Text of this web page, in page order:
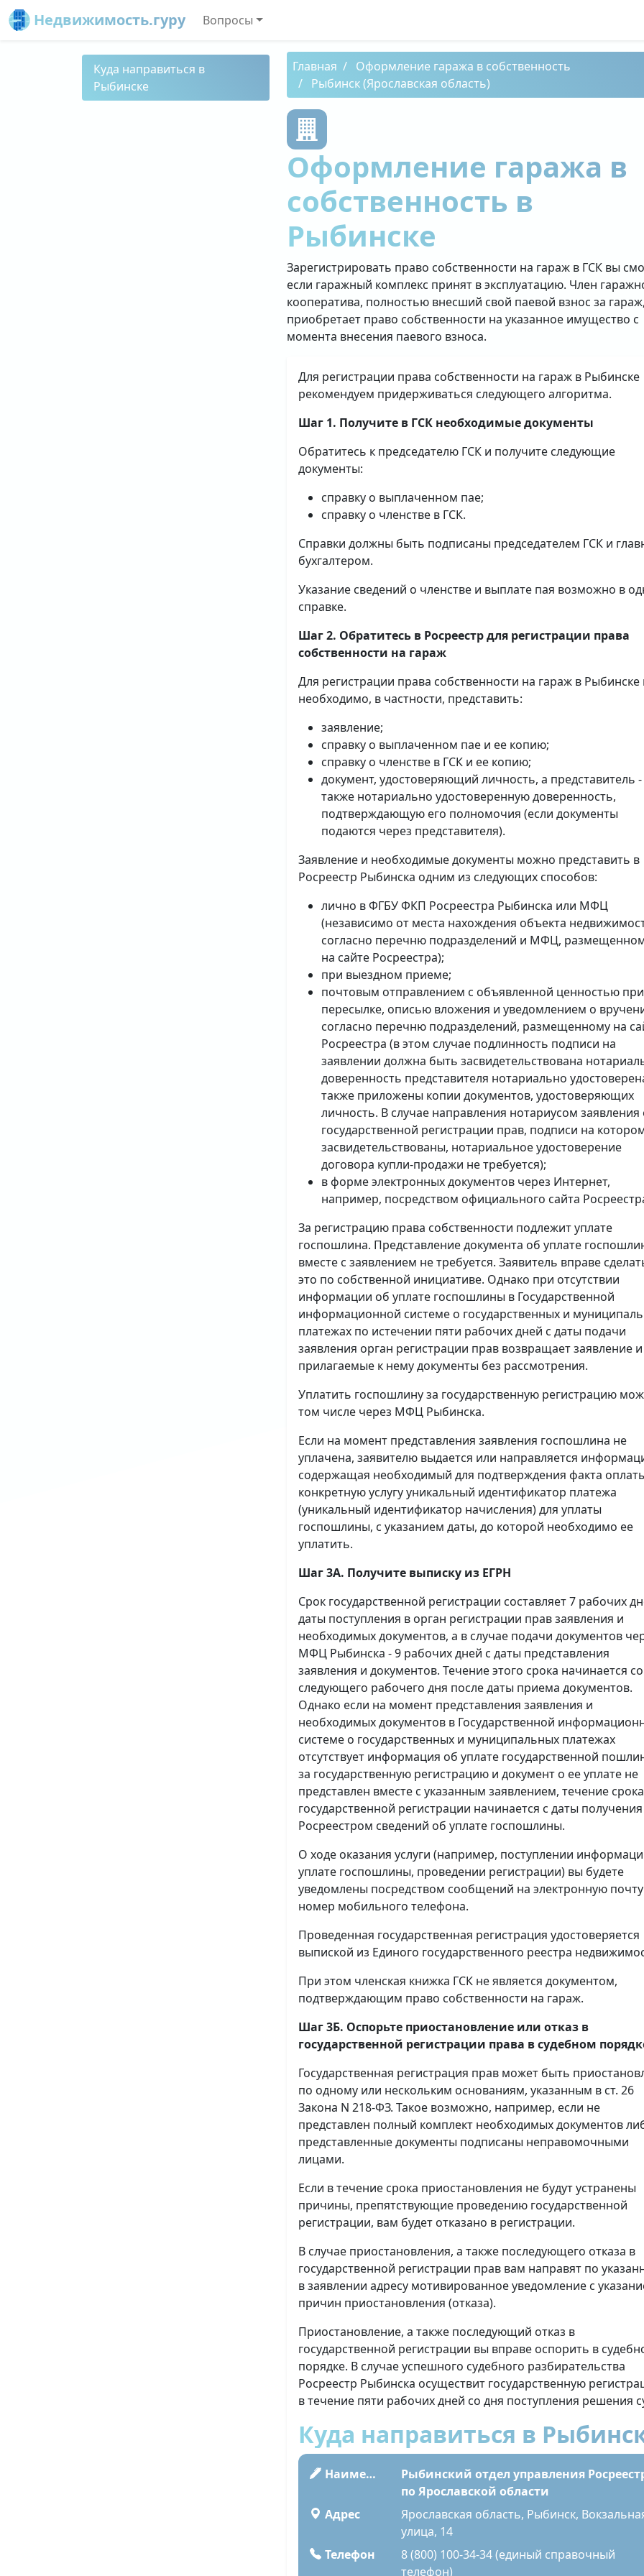
Недвижимость.гуру Вопросы
Куда направиться в
Рыбинске
Главная
Оформление гаража в собственность
Рыбинск (Ярославская область)
Оформление гаража в
собственность в
Рыбинске
Зарегистрировать право собственности на гараж в ГСК вы
если гаражный комплекс принят в эксплуатацию. Член
кооператива, полностью внесший свой паевой взнос за гараж,
приобретает право собственности на указанное имущество с
момента внесения паевого взноса.
Для регистрации права собственности на гараж в Рыбинске
рекомендуем придерживаться следующего алгоритма.
Шаг 1. Получите в ГСК необходимые документы
Обратитесь к председателю ГСК и получите следующие
документы:
справку о выплаченном пае;
справку о членстве в ГСК.
Справки должны быть подписаны председателем ГСК и
бухгалтером.
Указание сведений о членстве и выплате пая возможно в
справке.
Шаг 2. Обратитесь в Росреестр для регистрации права
собственности на гараж
Для регистрации права собственности на гараж в Рыбинске
необходимо, в частности, представить:
заявление;
справку о выплаченном пае и ее копию;
справку о членстве в ГСК и ее копию;
документ, удостоверяющий личность, а представитель -
также нотариально удостоверенную доверенность,
подтверждающую его полномочия (если документы
подаются через представителя).
Заявление и необходимые документы можно представить в
Росреестр Рыбинска одним из следующих способов:
лично в ФГБУ ФКП Росреестра Рыбинска или МФЦ
(независимо от места нахождения объекта
согласно перечню подразделений и МФЦ,
на сайте Росреестра);
при выездном приеме;
почтовым отправлением с объявленной ценностью при
пересылке, описью вложения и уведомлением о
согласно перечню подразделений, размещенному на
Росреестра (в этом случае подлинность подписи на
заявлении должна быть засвидетельствована
доверенность представителя нотариально
также приложены копии документов, удостоверяющих
личность. В случае направления нотариусом заявления
государственной регистрации прав, подписи на
засвидетельствованы, нотариальное удостоверение
договора купли-продажи не требуется);
в форме электронных документов через Интернет,
например, посредством официального сайта
За регистрацию права собственности подлежит уплате
госпошлина. Представление документа об уплате
вместе с заявлением не требуется. Заявитель вправе
это по собственной инициативе. Однако при отсутствии
информации об уплате госпошлины в Государственной
информационной системе о государственных и
платежах по истечении пяти рабочих дней с даты подачи
заявления орган регистрации прав возвращает заявление и
прилагаемые к нему документы без рассмотрения.
Уплатить госпошлину за государственную регистрацию
том числе через МФЦ Рыбинска.
Если на момент представления заявления госпошлина не
уплачена, заявителю выдается или направляется
содержащая необходимый для подтверждения факта
конкретную услугу уникальный идентификатор платежа
(уникальный идентификатор начисления) для уплаты
госпошлины, с указанием даты, до которой необходимо ее
уплатить.
Шаг 3А. Получите выписку из ЕГРН
Срок государственной регистрации составляет 7 рабочих
даты поступления в орган регистрации прав заявления и
необходимых документов, а в случае подачи документов
МФЦ Рыбинска - 9 рабочих дней с даты представления
заявления и документов. Течение этого срока начинается со
следующего рабочего дня после даты приема документов.
Однако если на момент представления заявления и
необходимых документов в Государственной
системе о государственных и муниципальных платежах
отсутствует информация об уплате государственной
за государственную регистрацию и документ о ее уплате не
представлен вместе с указанным заявлением, течение срока
государственной регистрации начинается с даты получения
Росреестром сведений об уплате госпошлины.
О ходе оказания услуги (например, поступлении
уплате госпошлины, проведении регистрации) вы будете
уведомлены посредством сообщений на электронную
номер мобильного телефона.
Проведенная государственная регистрация удостоверяется
выпиской из Единого государственного реестра
При этом членская книжка ГСК не является документом,
подтверждающим право собственности на гараж.
Шаг 3Б. Оспорьте приостановление или отказ в
государственной регистрации права в судебном
Государственная регистрация прав может быть
по одному или нескольким основаниям, указанным в ст. 26
Закона N 218-ФЗ. Такое возможно, например, если не
представлен полный комплект необходимых документов
представленные документы подписаны неправомочными
лицами.
Если в течение срока приостановления не будут устранены
причины, препятствующие проведению государственной
регистрации, вам будет отказано в регистрации.
В случае приостановления, а также последующего отказа в
государственной регистрации прав вам направят по
в заявлении адресу мотивированное уведомление с
причин приостановления (отказа).
Приостановление, а также последующий отказ в
государственной регистрации вы вправе оспорить в
порядке. В случае успешного судебного разбирательства
Росреестр Рыбинска осуществит государственную
в течение пяти рабочих дней со дня поступления решения
Куда направиться в
Наименование
Рыбинский отдел управления
по Ярославской области
Адрес
Ярославская область, Рыбинск,
улица, 14
Телефон
8 (800) 100-34-34 (единый справочный
телефон)